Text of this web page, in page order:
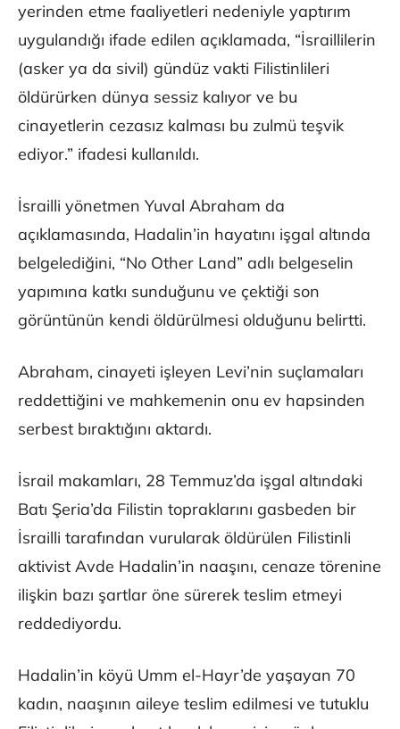
yerinden etme faaliyetleri nedeniyle yaptırım
uygulandığı ifade edilen açıklamada, “İsraillilerin
(asker ya da sivil) gündüz vakti Filistinlileri
öldürürken dünya sessiz kalıyor ve bu
cinayetlerin cezasız kalması bu zulmü teşvik
ediyor.” ifadesi kullanıldı.
İsrailli yönetmen Yuval Abraham da
açıklamasında, Hadalin’in hayatını işgal altında
belgelediğini, “No Other Land” adlı belgeselin
yapımına katkı sunduğunu ve çektiği son
görüntünün kendi öldürülmesi olduğunu belirtti.
Abraham, cinayeti işleyen Levi’nin suçlamaları
reddettiğini ve mahkemenin onu ev hapsinden
serbest bıraktığını aktardı.
İsrail makamları, 28 Temmuz’da işgal altındaki
Batı Şeria’da Filistin topraklarını gasbeden bir
İsrailli tarafından vurularak öldürülen Filistinli
aktivist Avde Hadalin’in naaşını, cenaze törenine
ilişkin bazı şartlar öne sürerek teslim etmeyi
reddediyordu.
Hadalin’in köyü Umm el-Hayr’de yaşayan 70
kadın, naaşının aileye teslim edilmesi ve tutuklu